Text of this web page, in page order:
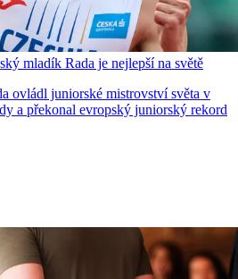
mladík Rada je nejlepší na světě
ovládl juniorské mistrovství světa v
a překonal evropský juniorský rekord